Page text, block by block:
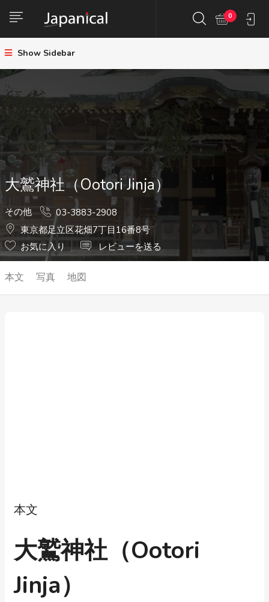
0
Show Sidebar
大鷲神社（Ootori Jinja）
その他
03-3883-2908
東京都足立区花畑7丁目16番8号
お気に入り
レビューを送る
本文 写真 地図
本文
大鷲神社（Ootori
Jinja）